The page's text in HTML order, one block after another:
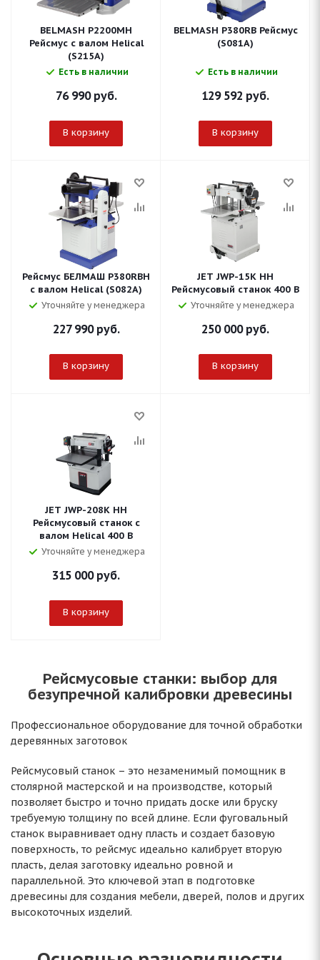
BELMASH P2200MH
Рейсмус с валом Helical
(S215A)
Есть в наличии
76 990руб.
В корзину
BELMASH P380RB Рейсмус
(S081A)
Есть в наличии
129 592 руб.
В корзину
Рейсмус БЕЛМАШ P380RBH
с валом Helical (S082A)
Уточняйте у менеджера
227 990руб.
В корзину
JET JWP-15K HH
Рейсмусовый станок 400 В
Уточняйте у менеджера
250 000руб.
В корзину
JET JWP-208K HH
Рейсмусовый станок с
валом Helical 400 В
Уточняйте у менеджера
315 000руб.
В корзину
Рейсмусовые станки: выбор для
безупречной калибровки древесины
Профессиональное оборудование для точной обработки
деревянных заготовок
Рейсмусовый станок – это незаменимый помощник в
столярной мастерской и на производстве, который
позволяет быстро и точно придать доске или бруску
требуемую толщину по всей длине. Если фуговальный
станок выравнивает одну пласть и создает базовую
поверхность, то рейсмус идеально калибрует вторую
пласть, делая заготовку идеально ровной и
параллельной. Это ключевой этап в подготовке
древесины для создания мебели, дверей, полов и других
высокоточных изделий.